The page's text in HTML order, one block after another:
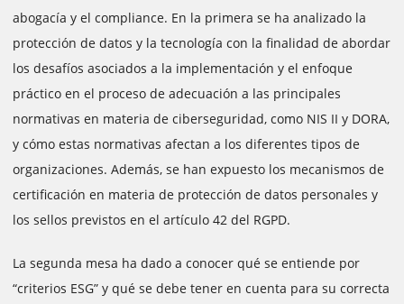
abogacía y el compliance. En la primera se ha analizado la
protección de datos y la tecnología con la finalidad de abordar
los desafíos asociados a la implementación y el enfoque
práctico en el proceso de adecuación a las principales
normativas en materia de ciberseguridad, como NIS II y DORA,
y cómo estas normativas afectan a los diferentes tipos de
organizaciones. Además, se han expuesto los mecanismos de
certificación en materia de protección de datos personales y
los sellos previstos en el artículo 42 del RGPD.
La segunda mesa ha dado a conocer qué se entiende por
“criterios ESG” y qué se debe tener en cuenta para su correcta